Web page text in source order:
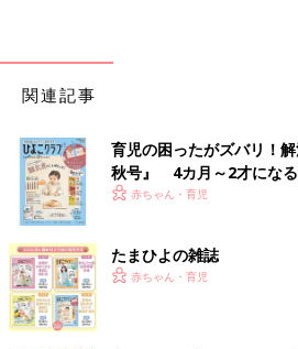
関連記事
育児の困ったがズバリ！
秋号』 4カ月～2才にな
いっぱい！
赤ちゃん・育児
たまひよの雑誌
赤ちゃん・育児